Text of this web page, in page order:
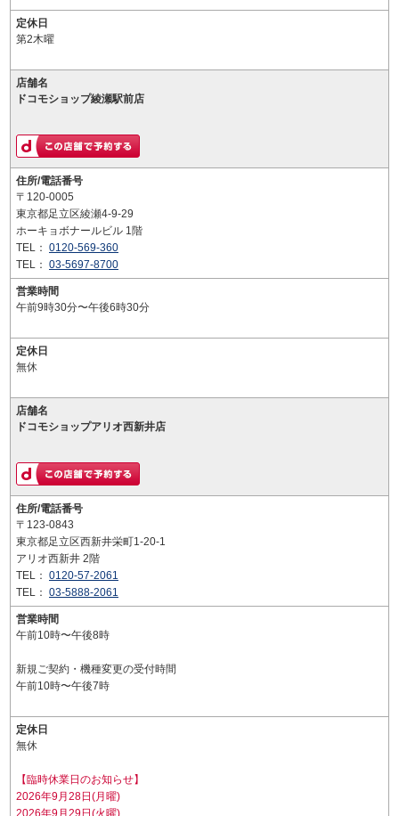
定休日
第2木曜
店舗名
ドコモショップ綾瀬駅前店
住所/電話番号
〒120-0005
東京都足立区綾瀬4-9-29
ホーキョボナールビル 1階
TEL： 0120-569-360
TEL： 03-5697-8700
営業時間
午前9時30分〜午後6時30分
定休日
無休
店舗名
ドコモショップアリオ西新井店
住所/電話番号
〒123-0843
東京都足立区西新井栄町1-20-1
アリオ西新井 2階
TEL： 0120-57-2061
TEL： 03-5888-2061
営業時間
午前10時〜午後8時
新規ご契約・機種変更の受付時間
午前10時〜午後7時
定休日
無休
【臨時休業日のお知らせ】
2026年9月28日(月曜)
2026年9月29日(火曜)